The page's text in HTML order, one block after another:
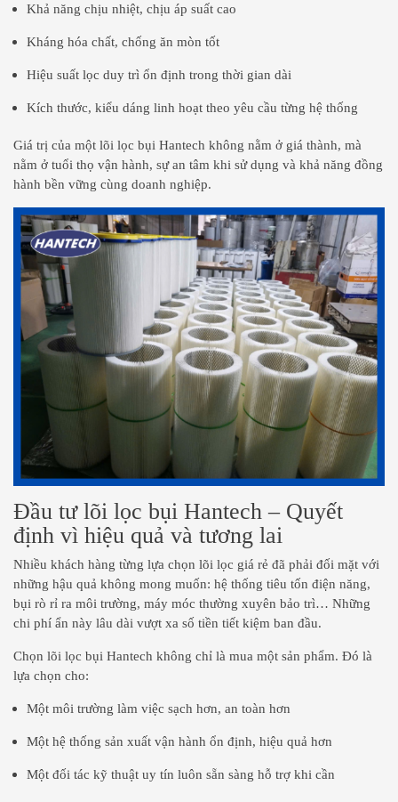
Khả năng chịu nhiệt, chịu áp suất cao
Kháng hóa chất, chống ăn mòn tốt
Hiệu suất lọc duy trì ổn định trong thời gian dài
Kích thước, kiểu dáng linh hoạt theo yêu cầu từng hệ thống
Giá trị của một lõi lọc bụi Hantech không nằm ở giá thành, mà
nằm ở tuổi thọ vận hành, sự an tâm khi sử dụng và khả năng đồng
hành bền vững cùng doanh nghiệp.
Đầu tư lõi lọc bụi Hantech – Quyết
định vì hiệu quả và tương lai
Nhiều khách hàng từng lựa chọn lõi lọc giá rẻ đã phải đối mặt với
những hậu quả không mong muốn: hệ thống tiêu tốn điện năng,
bụi rò rỉ ra môi trường, máy móc thường xuyên bảo trì… Những
chi phí ẩn này lâu dài vượt xa số tiền tiết kiệm ban đầu.
Chọn lõi lọc bụi Hantech không chỉ là mua một sản phẩm. Đó là
lựa chọn cho:
Một môi trường làm việc sạch hơn, an toàn hơn
Một hệ thống sản xuất vận hành ổn định, hiệu quả hơn
Một đối tác kỹ thuật uy tín luôn sẵn sàng hỗ trợ khi cần